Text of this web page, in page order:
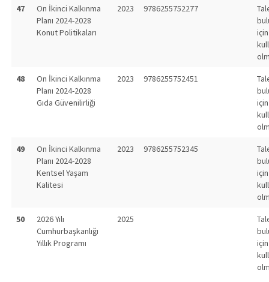
47
On İkinci Kalkınma
Planı 2024-2028
Konut Politikaları
2023 9786255752277
48
On İkinci Kalkınma
Planı 2024-2028
Gıda Güvenilirliği
2023 9786255752451
49
On İkinci Kalkınma
Planı 2024-2028
Kentsel Yaşam
Kalitesi
2023 9786255752345
50
2026 Yılı
Cumhurbaşkanlığı
Yıllık Programı
2025